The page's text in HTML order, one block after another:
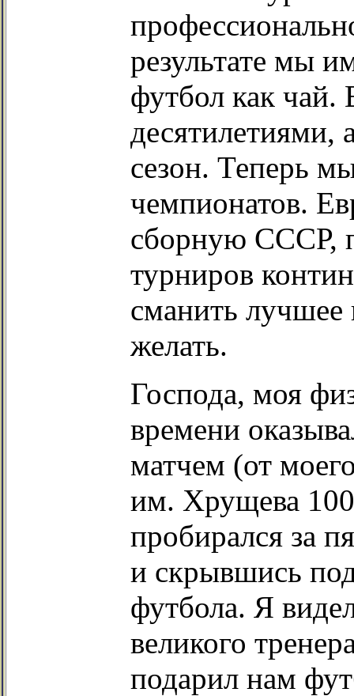
результате мы
футбол как
десятилетиями,
сезон. Теперь
чемпионатов.
сборную СССР,
турниров
сманить
желать.
Господа, моя
времени
матчем (от
им. Хрущева
пробирался за
и скрывшись
футбола. Я
великого
подарил нам